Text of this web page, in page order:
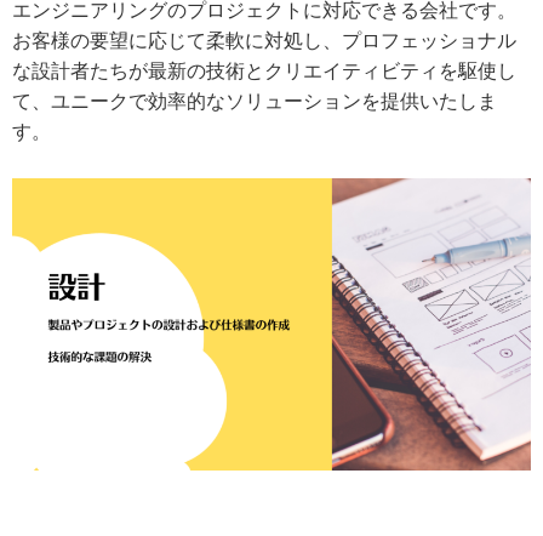
エンジニアリングのプロジェクトに対応できる会社です。
お客様の要望に応じて柔軟に対処し、プロフェッショナル
な設計者たちが最新の技術とクリエイティビティを駆使し
て、ユニークで効率的なソリューションを提供いたしま
す。